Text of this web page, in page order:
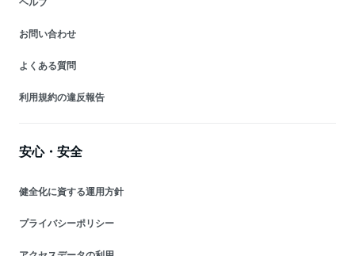
お問い合わせ
よくある質問
利用規約の違反報告
安心・安全
健全化に資する運用方針
プライバシーポリシー